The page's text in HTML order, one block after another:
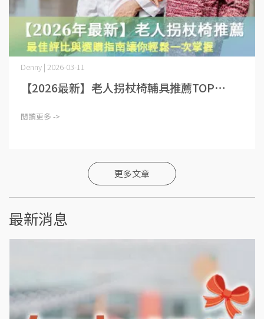
Denny | 2026-03-11
【2026最新】老人拐杖椅輔具推薦TOP⋯
閱讀更多 ->
更多文章
最新消息